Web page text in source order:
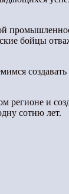
бойцы
регионе и
сотню лет.